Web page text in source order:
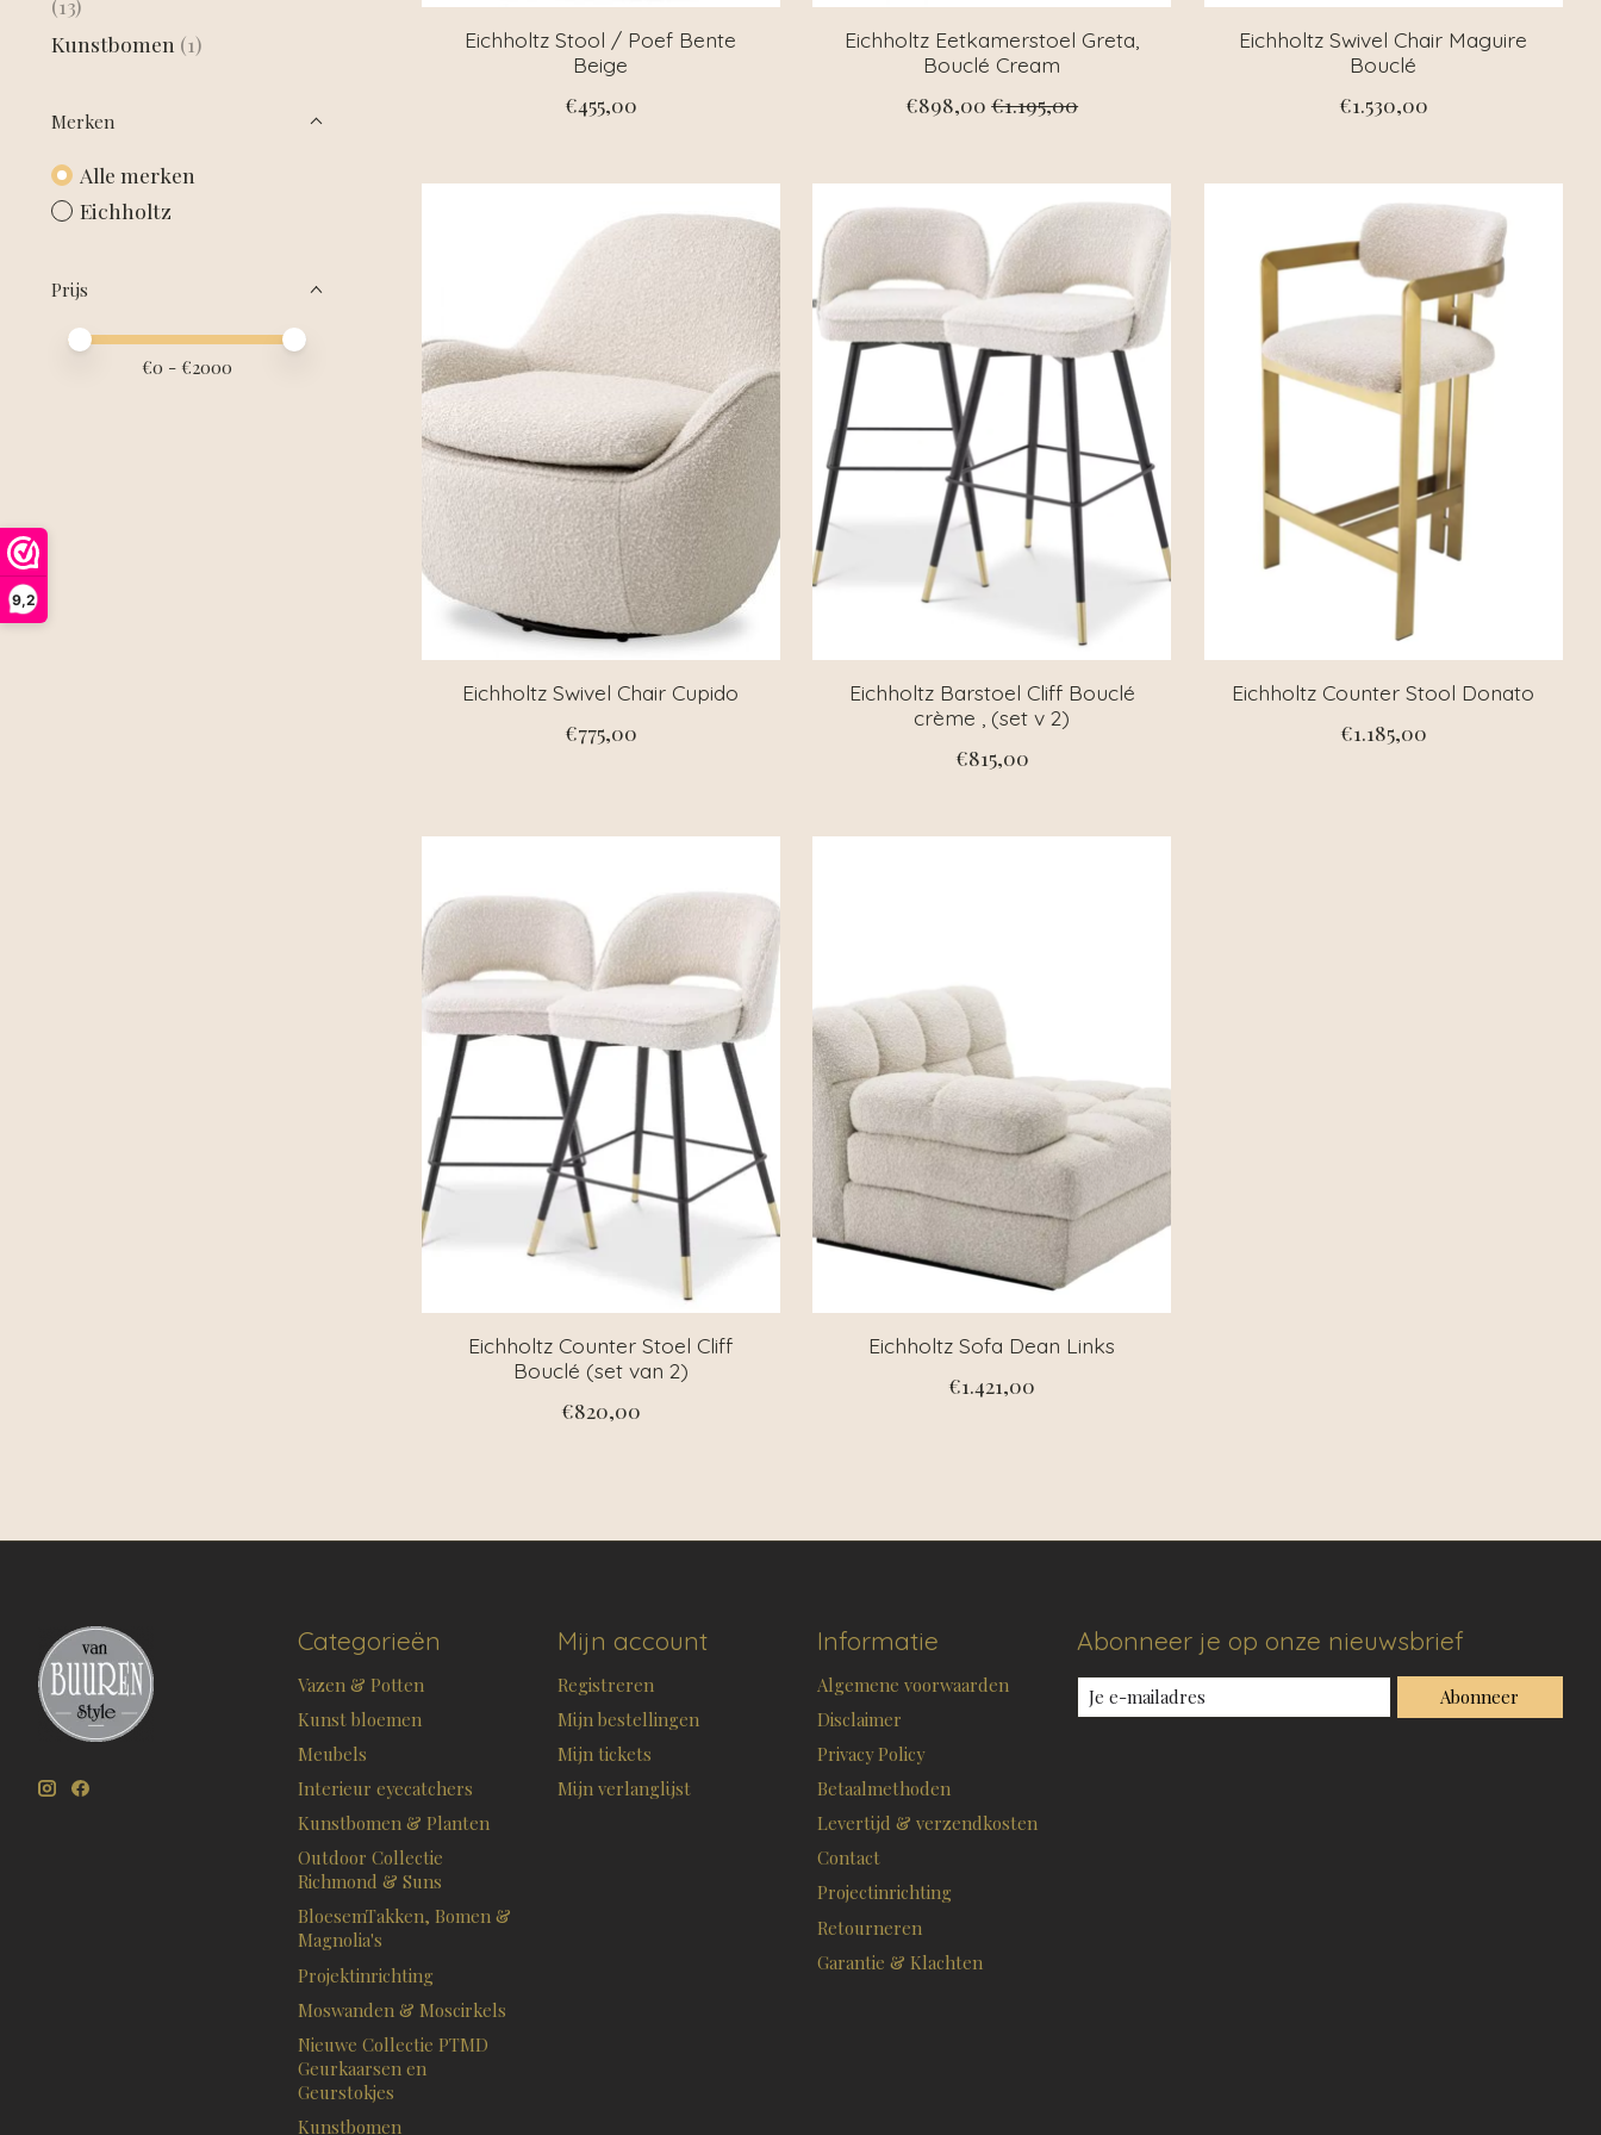
9,2
(13)
Kunstbomen (1)
Merken
Alle merken
Eichholtz
Prijs
Minimale prijswaarde
Price maximum value
€0 - €2000
Eichholtz Stool / Poef Bente
Beige
€455,00
Eichholtz Eetkamerstoel Greta,
Bouclé Cream
€898,00 €1.195,00
Eichholtz Swivel Chair Maguire
Bouclé
€1.530,00
Eichholtz Swivel Chair Cupido
€775,00
Eichholtz Barstoel Cliff Bouclé
crème , (set v 2)
€815,00
Eichholtz Counter Stool Donato
€1.185,00
Eichholtz Counter Stoel Cliff
Bouclé (set van 2)
€820,00
Eichholtz Sofa Dean Links
€1.421,00
Categorieën
Vazen & Potten
Kunst bloemen
Meubels
Interieur eyecatchers
Kunstbomen & Planten
Outdoor Collectie
Richmond & Suns
BloesemTakken, Bomen &
Magnolia's
Projektinrichting
Moswanden & Moscirkels
Nieuwe Collectie PTMD
Geurkaarsen en
Geurstokjes
Kunstbomen
Mijn account
Registreren
Mijn bestellingen
Mijn tickets
Mijn verlanglijst
Informatie
Algemene voorwaarden
Disclaimer
Privacy Policy
Betaalmethoden
Levertijd & verzendkosten
Contact
Projectinrichting
Retourneren
Garantie & Klachten
Abonneer je op onze nieuwsbrief
Abonneer